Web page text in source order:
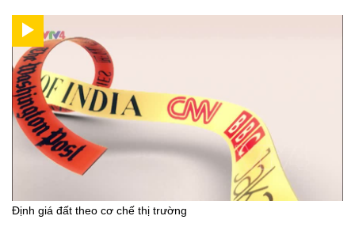
Định giá đất theo cơ chế thị trường